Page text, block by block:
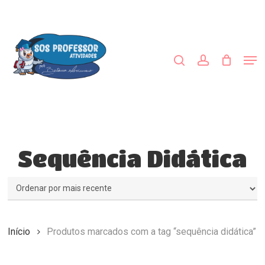
content
Sequência Didática
Início Produtos marcados com a tag “sequência didática”